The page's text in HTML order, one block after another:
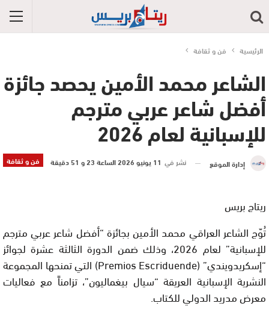
الرئيسية فن و ثقافة
الشاعر محمد الأمين يحصد جائزة
أفضل شاعر عربي مترجم
للإسبانية لعام 2026
فن و ثقافة إدارة الموقع نشر في 11 يونيو 2026 الساعة 23 و 51 دقيقة
ريتاج بريس
تُوّج الشاعر العراقي محمد الأمين بجائزة “أفضل شاعر عربي مترجم
للإسبانية” لعام 2026، وذلك ضمن الدورة الثالثة عشرة لجوائز
“إسكريدويندي” (Premios Escriduende) التي تمنحها المجموعة
النشرية الإسبانية العريقة “سيال بيغماليون”، تزامناً مع فعاليات
معرض مدريد الدولي للكتاب.